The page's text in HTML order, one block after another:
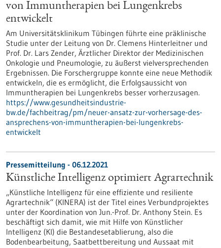
von Immuntherapien bei Lungenkrebs
entwickelt
Am Universitätsklinikum Tübingen führte eine präklinische
Studie unter der Leitung von Dr. Clemens Hinterleitner und
Prof. Dr. Lars Zender, Ärztlicher Direktor der Medizinischen
Onkologie und Pneumologie, zu äußerst vielversprechenden
Ergebnissen. Die Forschergruppe konnte eine neue Methodik
entwickeln, die es ermöglicht, die Erfolgsaussicht von
Immuntherapien bei Lungenkrebs besser vorherzusagen.
https://www.gesundheitsindustrie-
bw.de/fachbeitrag/pm/neuer-ansatz-zur-vorhersage-des-
ansprechens-von-immuntherapien-bei-lungenkrebs-
entwickelt
Pressemitteilung - 06.12.2021
Künstliche Intelligenz optimiert Agrartechnik
„Künstliche Intelligenz für eine effiziente und resiliente
Agrartechnik“ (KINERA) ist der Titel eines Verbundprojektes
unter der Koordination von Jun.-Prof. Dr. Anthony Stein. Es
beschäftigt sich damit, wie mit Hilfe von Künstlicher
Intelligenz (KI) die Bestandesetablierung, also die
Bodenbearbeitung, Saatbettbereitung und Aussaat mit